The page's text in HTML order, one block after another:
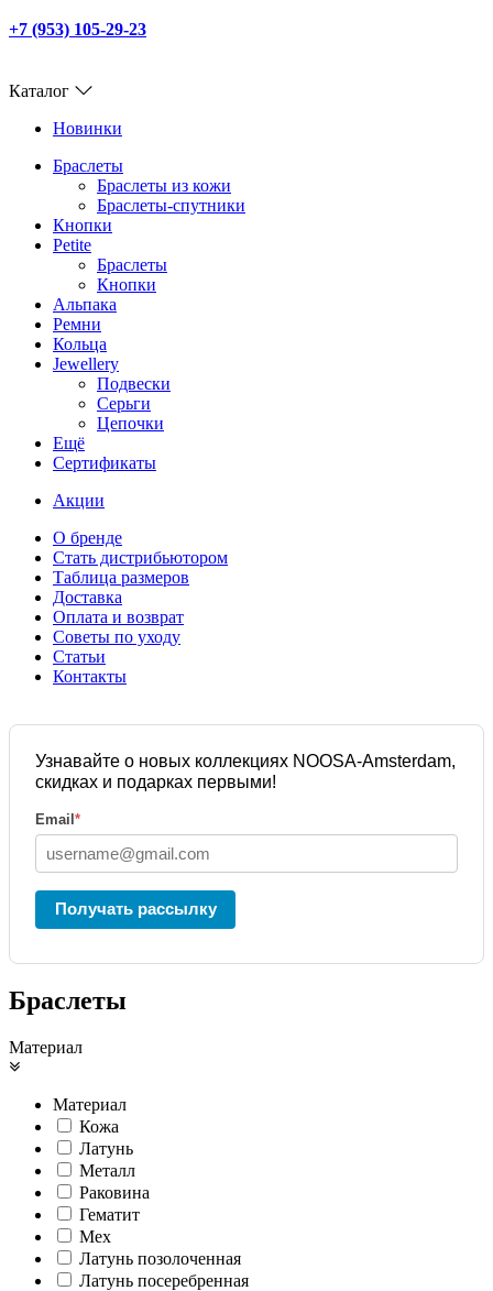
+7 (953) 105-29-23
Каталог
Новинки
Браслеты
Браслеты из кожи
Браслеты-спутники
Кнопки
Petite
Браслеты
Кнопки
Альпака
Ремни
Кольца
Jewellery
Подвески
Серьги
Цепочки
Ещё
Сертификаты
Акции
О бренде
Стать дистрибьютором
Таблица размеров
Доставка
Оплата и возврат
Советы по уходу
Статьи
Контакты
Узнавайте о новых коллекциях NOOSA-Amsterdam,
скидках и подарках первыми!
Email *
Получать рассылку
Браслеты
Материал
Материал
Кожа
Латунь
Металл
Раковина
Гематит
Мех
Латунь позолоченная
Латунь посеребренная